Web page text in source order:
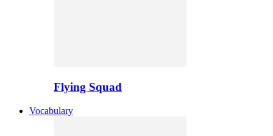
Flying Squad
Vocabulary